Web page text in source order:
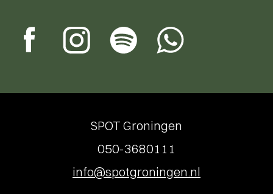
SPOT Groningen
050-3680111
info@spotgroningen.nl